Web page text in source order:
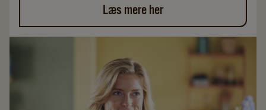
Læs mere her